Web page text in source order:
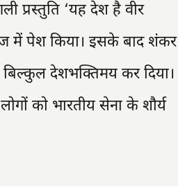
प्रस्तुति ‘यह देश है वीर
में पेश किया। इसके बाद शंकर
देशभक्तिमय कर दिया।
को भारतीय सेना के शौर्य